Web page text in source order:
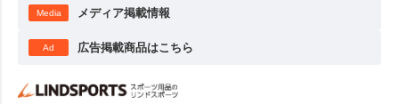
Media メディア掲載情報
Ad 広告掲載商品はこちら